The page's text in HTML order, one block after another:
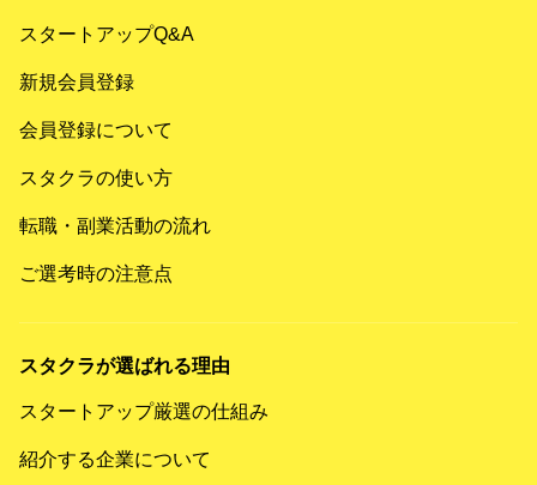
スタートアップQ&A
新規会員登録
会員登録について
スタクラの使い方
転職・副業活動の流れ
ご選考時の注意点
スタクラが選ばれる理由
スタートアップ厳選の仕組み
紹介する企業について